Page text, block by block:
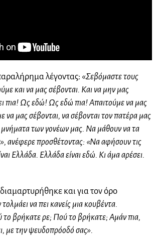
λέγοντας: «Σεβόμαστε τους
και να μας σέβονται. Και να μην μας
πια! Ως εδώ! Ως εδώ πια! Απαιτούμε να μας
να μας σέβονται, να σέβονται τον πατέρα μας
μνήματα των γονέων μας. Να μάθουν να τα
ανέφερε προσθέτοντας: «Να αφήσουν τις
Ελλάδα. Ελλάδα είναι εδώ. Κι άμα αρέσει.
και για τον όρο
τολμάει να πει κανείς μια κουβέντα.
βρήκατε ρε; Πού το βρήκατε; Αμάν πια,
με την ψευδοπρόοδό σας».